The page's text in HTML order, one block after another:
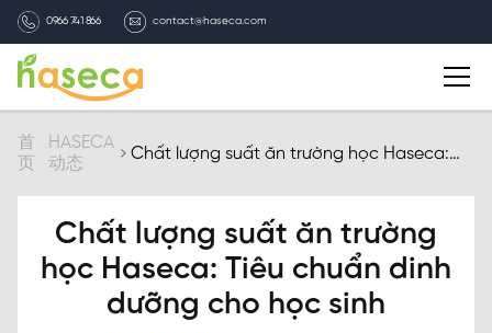
0966 741 866 contact@haseca.com
简介
选择HASECA
HASECA业务
首
页
HASECA
动态
Chất lượng suất ăn trường học Haseca:
Chất lượng suất ăn trường
học Haseca: Tiêu chuẩn dinh
dưỡng cho học sinh